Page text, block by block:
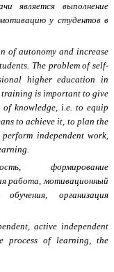
является выполнение
у студентов в
of autonomy and increase
The problem of self-
higher education in
training is important to give
knowledge, i.e. to equip
to achieve it, to plan the
independent work,
формирование
работа, мотивационный
организация
active independent
process of learning, the